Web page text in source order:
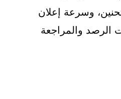
وسرعة إعلان
الرصد والمراجعة